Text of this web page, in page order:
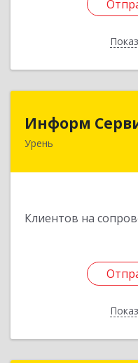
Информ
Урень
Клиентов на